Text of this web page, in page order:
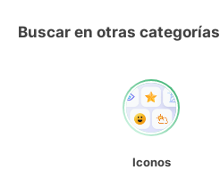
Buscar en otras categorías
Iconos